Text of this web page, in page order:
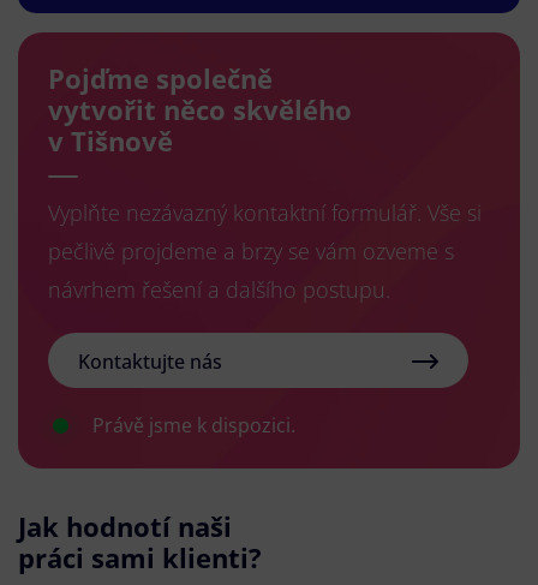
Pojďme společně
vytvořit něco skvělého
v Tišnově
Vyplňte nezávazný kontaktní formulář. Vše si
pečlivě projdeme a brzy se vám ozveme s
návrhem řešení a dalšího postupu.
Kontaktujte nás
Právě jsme k dispozici.
Jak hodnotí naši
práci sami klienti?